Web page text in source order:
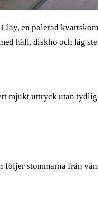
en polerad
häll, diskho och låg
mjukt uttryck utan
stommarna från